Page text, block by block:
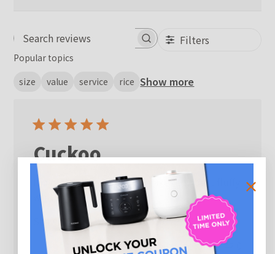
Search reviews Filters
Popular topics
size
value service rice Show more
Cuckoo
I love this rice cooker it makes the best fluffy
white rice.
Shawn S.
Verified Buyer
Published
date
02/23/26
Was this review helpful?